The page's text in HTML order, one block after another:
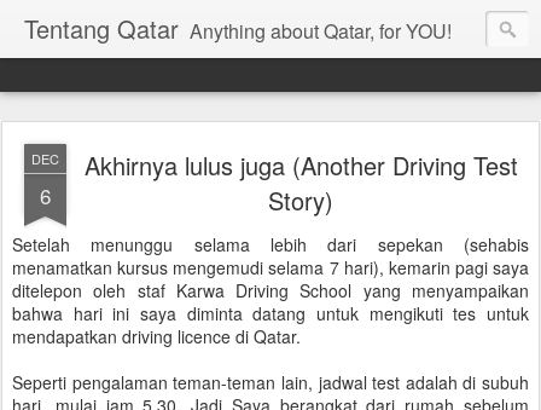
Tentang Qatar Anything about Qatar, for YOU!
DEC
6
Akhirnya lulus juga (Another Driving Test
Story)
Setelah menunggu selama lebih dari sepekan (sehabis
menamatkan kursus mengemudi selama 7 hari), kemarin pagi saya
ditelepon oleh staf Karwa Driving School yang menyampaikan
bahwa hari ini saya diminta datang untuk mengikuti tes untuk
mendapatkan driving licence di Qatar.
Seperti pengalaman teman-teman lain, jadwal test adalah di subuh
hari, mulai jam 5.30. Jadi Saya berangkat dari rumah sebelum